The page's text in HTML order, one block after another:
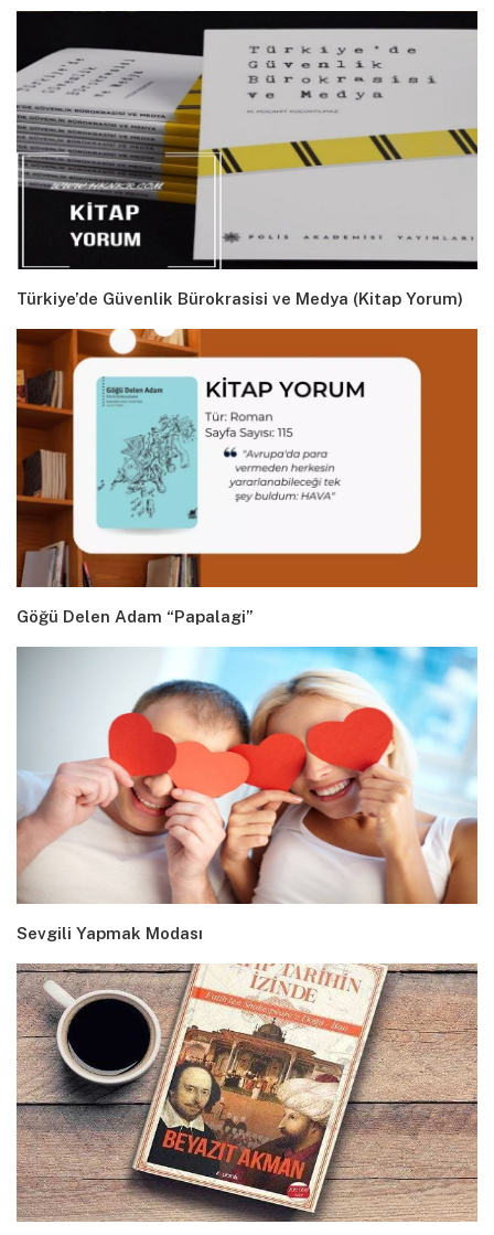
Türkiye’de Güvenlik Bürokrasisi ve Medya (Kitap Yorum)
Göğü Delen Adam “Papalagi”
Sevgili Yapmak Modası